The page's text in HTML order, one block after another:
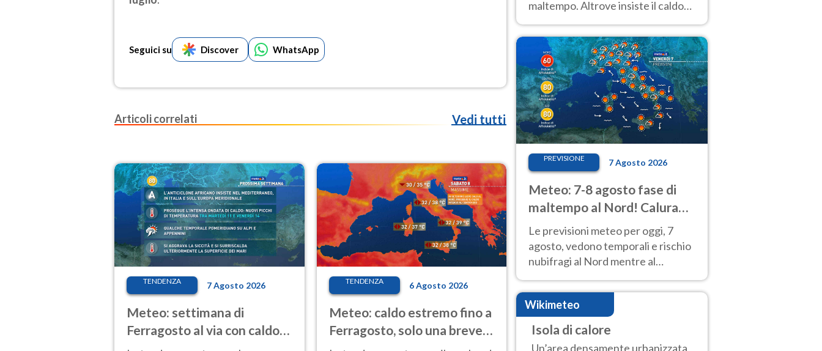
Seguici su Discover WhatsApp
Articoli correlati Vedi tutti
TENDENZA 7 Agosto 2026
Meteo: settimana di
Ferragosto al via con caldo
intenso e qualche
TENDENZA 6 Agosto 2026
Meteo: caldo estremo fino a
Ferragosto, solo una breve
pausa. Ecco dove
maltempo. Altrove insiste il caldo
previsioni
PREVISIONE 7 Agosto 2026
Meteo: 7-8 agosto fase di
maltempo al Nord! Calura
fino a Ferragosto
Le previsioni meteo per oggi, 7
agosto, vedono temporali e rischio
nubifragi al Nord mentre al
Centro-Sud sole e caldo sempre
molto intenso.
Wikimeteo
Isola di calore
Un’area densamente urbanizzata